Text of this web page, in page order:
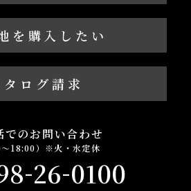
を購入したい
タログ請求
でのお問い合わせ
18:00）※火・水定休
-26-0100